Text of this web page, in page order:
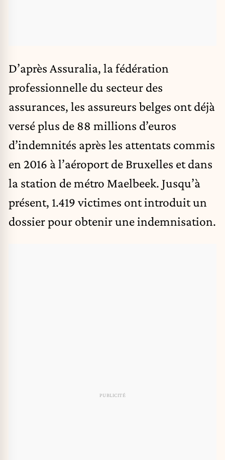
D’après Assuralia, la fédération
professionnelle du secteur des
assurances, les assureurs belges ont déjà
versé plus de 88 millions d’euros
d’indemnités après les attentats commis
en 2016 à l’aéroport de Bruxelles et dans
la station de métro Maelbeek. Jusqu’à
présent, 1.419 victimes ont introduit un
dossier pour obtenir une indemnisation.